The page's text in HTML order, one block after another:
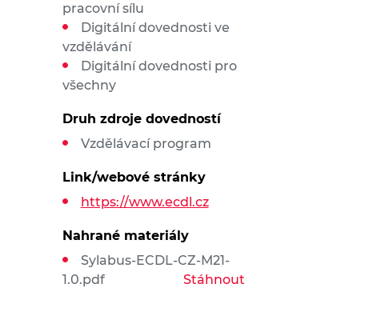
pracovní sílu
Digitální dovednosti ve
vzdělávání
Digitální dovednosti pro
všechny
Druh zdroje dovedností
Vzdělávací program
Link/webové stránky
https://www.ecdl.cz
Nahrané materiály
Sylabus-ECDL-CZ-M21-
1.0.pdf
Stáhnout